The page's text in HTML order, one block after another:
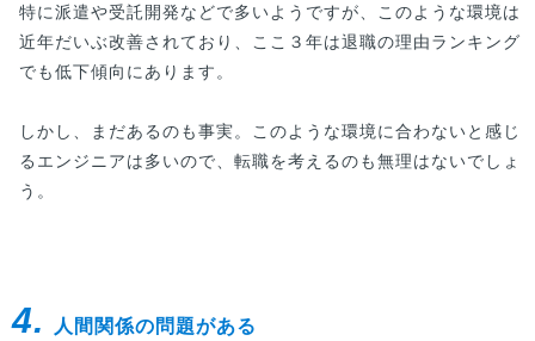
特に派遣や受託開発などで多いようですが、このような環境は
近年だいぶ改善されており、ここ３年は退職の理由ランキング
でも低下傾向にあります。
しかし、まだあるのも事実。このような環境に合わないと感じ
るエンジニアは多いので、転職を考えるのも無理はないでしょ
う。
4. 人間関係の問題がある